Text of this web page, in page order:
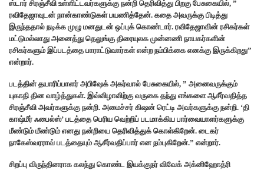
ஸ்டார் சிரஞ்சீவி உள்ளிட்டவர்களுக்கு நன்றி தெரிவித்து பிறகு பேசுகையில், ”
ரவிதேஜாவுடன் நான்காண்டுகள் பயணித்தேன். கதை அவருக்கு பிடித்து
இருந்ததால் நடிக்க முழு மனதுடன் ஒப்புக் கொண்டார். ரவிதேஜாவின் ரசிகர்கள்
மட்டுமல்லாது அனைத்து தெலுங்கு திரையுலக முன்னணி நாயகர்களின்
ரசிகர்களும் இப்படத்தை பாராட்டுவார்கள் என்ற நம்பிக்கை எனக்கு இருக்கிறது”
என்றார்.
படத்தின் தயாரிப்பாளர் அபிஷேக் அகர்வால் பேசுகையில், ” அனைவருக்கும்
யுகாதி தின வாழ்த்துகள். இவ்விழாவிற்கு வருகை தந்து எங்களை ஆசீர்வதித்த
சிரஞ்சீவி அவர்களுக்கு நன்றி. அமைச்சர் கிஷன் ரெட்டி அவர்களுக்கு நன்றி. ‘தி
காஷ்மீர் ஃபைல்ஸ்’ படத்தை பெரிய வெற்றிப் படமாக்கிய பார்வையாளர்களுக்கு
மீண்டும் மீண்டும் எனது நன்றியை தெரிவித்துக் கொள்கிறேன். டைகர்
நாகேஸ்வரராவ் படத்தையும் ஆசீர்வதிப்பார் என நம்புகிறேன்.” என்றார்.
சிறப்பு விருந்தினராக கலந்து கொண்ட இயக்குநர் விவேக் அக்னிஹோத்ரி